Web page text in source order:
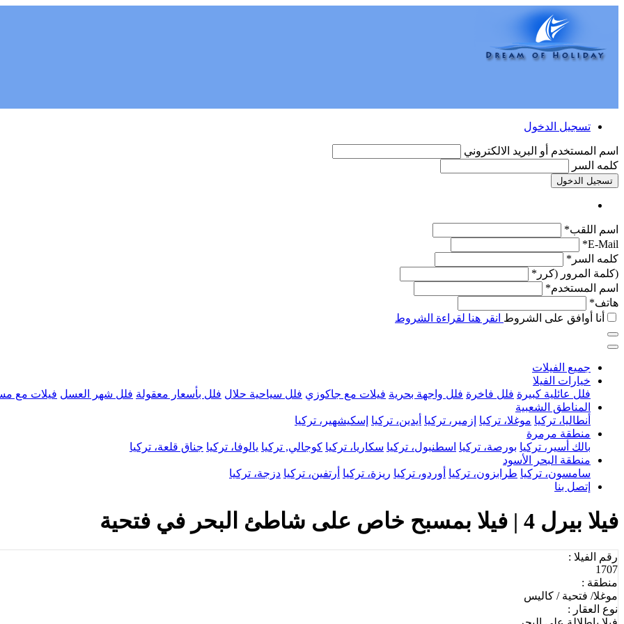
تسجيل الدخول
اسم المستخدم أو البريد الالكتروني
كلمه السر
تسجيل الدخول
اسم اللقب*
E-Mail*
كلمه السر*
(كلمة المرور (كرر*
اسم المستخدم*
هاتف*
أنا أوافق على الشروط انقر هنا لقراءة الشروط
جميع الفيلات
خيارات الفيلا
فلل عائلية كبيرة فلل فاخرة فلل واجهة بحرية فيلات مع جاكوزي فلل سياحية حلال فلل بأسعار معقولة فلل شهر العسل فيلات مع
المناطق الشعبية
أنطاليا، تركيا موغلا، تركيا إزمير، تركيا أيدين، تركيا إسكيشهير، تركيا
منطقة مرمرة
بالك أسير، تركيا بورصة، تركيا اسطنبول، تركيا سكاريا، تركيا كوجالي, تركيا يالوفا، تركيا جناق قلعة، تركيا
منطقة البحر الأسود
سامسون، تركيا طرابزون، تركيا أوردو، تركيا ريزة، تركيا أرتفين، تركيا دزجة، تركيا
إتصل بنا
فيلا بيرل 4 | فيلا بمسبح خاص على شاطئ البحر في فتحية
رقم الفيلا :
1707
منطقة :
موغلا/ فتحية / كاليس
نوع العقار :